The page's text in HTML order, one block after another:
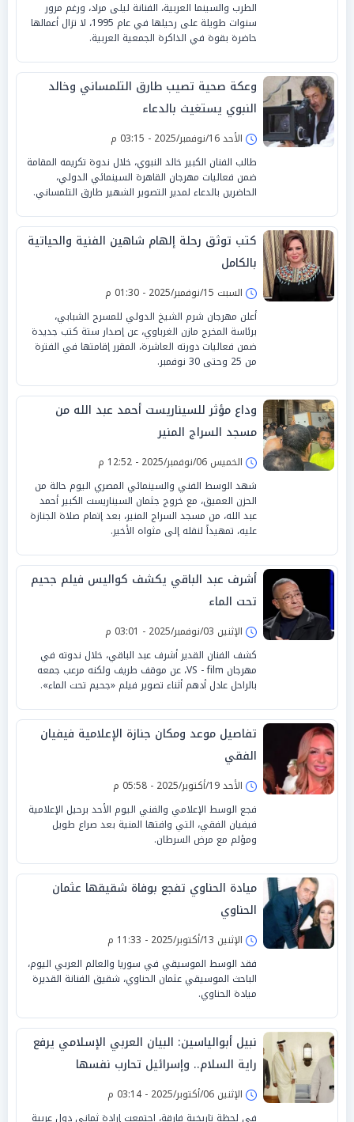
الطرب والسينما العربية، الفنانة ليلى مراد، ورغم مرور
سنوات طويلة على رحيلها في عام 1995، لا تزال أعمالها
حاضرة بقوة في الذاكرة الجمعية العربية.
وعكة صحية تصيب طارق التلمساني وخالد
النبوي يستغيث بالدعاء
الأحد 16/نوفمبر/2025 - 03:15 م
طالب الفنان الكبير خالد النبوي، خلال ندوة تكريمه المقامة
ضمن فعاليات مهرجان القاهرة السينمائي الدولي،
الحاضرين بالدعاء لمدير التصوير الشهير طارق التلمساني.
كتب توثق رحلة إلهام شاهين الفنية والحياتية
بالكامل
السبت 15/نوفمبر/2025 - 01:30 م
أعلن مهرجان شرم الشيخ الدولي للمسرح الشبابي،
برئاسة المخرج مازن الغرباوي، عن إصدار ستة كتب جديدة
ضمن فعاليات دورته العاشرة، المقرر إقامتها في الفترة
من 25 وحتى 30 نوفمبر.
وداع مؤثر للسيناريست أحمد عبد الله من
مسجد السراج المنير
الخميس 06/نوفمبر/2025 - 12:52 م
شهد الوسط الفني والسينمائي المصري اليوم حالة من
الحزن العميق، مع خروج جثمان السيناريست الكبير أحمد
عبد الله، من مسجد السراج المنير، بعد إتمام صلاة الجنازة
عليه، تمهيداً لنقله إلى مثواه الأخير.
أشرف عبد الباقي يكشف كواليس فيلم جحيم
تحت الماء
الإثنين 03/نوفمبر/2025 - 03:01 م
كشف الفنان القدير أشرف عبد الباقي، خلال ندوته في
مهرجان VS - film، عن موقف طريف ولكنه مرعب جمعه
بالراحل عادل أدهم أثناء تصوير فيلم «جحيم تحت الماء».
تفاصيل موعد ومكان جنازة الإعلامية فيفيان
الفقي
الأحد 19/أكتوبر/2025 - 05:58 م
فجع الوسط الإعلامي والفني اليوم الأحد برحيل الإعلامية
فيفيان الفقي، التي وافتها المنية بعد صراع طويل
ومؤلم مع مرض السرطان.
ميادة الحناوي تفجع بوفاة شقيقها عثمان
الحناوي
الإثنين 13/أكتوبر/2025 - 11:33 م
فقد الوسط الموسيقي في سوريا والعالم العربي اليوم،
الباحث الموسيقي عثمان الحناوي، شقيق الفنانة القديرة
ميادة الحناوي.
نبيل أبوالياسين: البيان العربي الإسلامي يرفع
راية السلام.. وإسرائيل تحارب نفسها
الإثنين 06/أكتوبر/2025 - 03:14 م
في لحظة تاريخية فارقة، اجتمعت إرادة ثماني دول عربية